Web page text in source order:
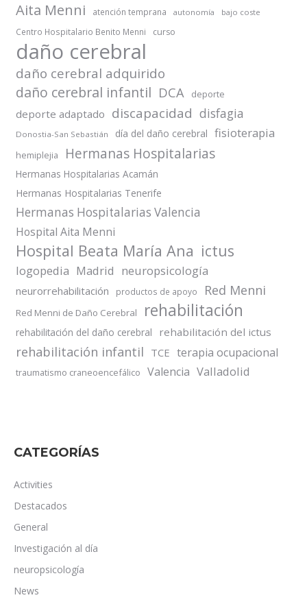
Aita Menni atención temprana autonomía bajo coste
Centro Hospitalario Benito Menni curso
daño cerebral
daño cerebral adquirido
daño cerebral infantil DCA deporte
deporte adaptado discapacidad disfagia
Donostia-San Sebastián día del daño cerebral fisioterapia
hemiplejia Hermanas Hospitalarias
Hermanas Hospitalarias Acamán
Hermanas Hospitalarias Tenerife
Hermanas Hospitalarias Valencia
Hospital Aita Menni
Hospital Beata María Ana ictus
logopedia Madrid neuropsicología
neurorrehabilitación productos de apoyo Red Menni
Red Menni de Daño Cerebral rehabilitación
rehabilitación del daño cerebral rehabilitación del ictus
rehabilitación infantil TCE terapia ocupacional
traumatismo craneoencefálico Valencia Valladolid
CATEGORÍAS
Activities
Destacados
General
Investigación al día
neuropsicología
News